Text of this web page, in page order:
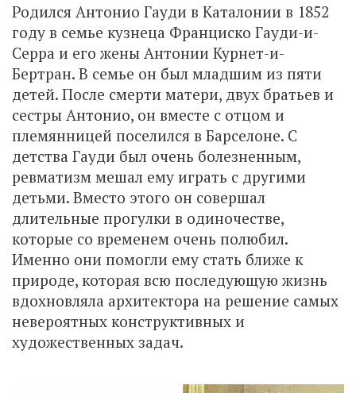
Родился Антонио Гауди в Каталонии в 1852
году в семье кузнеца Франциско Гауди-и-
Серра и его жены Антонии Курнет-и-
Бертран. В семье он был младшим из пяти
детей. После смерти матери, двух братьев и
сестры Антонио, он вместе с отцом и
племянницей поселился в Барселоне. С
детства Гауди был очень болезненным,
ревматизм мешал ему играть с другими
детьми. Вместо этого он совершал
длительные прогулки в одиночестве,
которые со временем очень полюбил.
Именно они помогли ему стать ближе к
природе, которая всю последующую жизнь
вдохновляла архитектора на решение самых
невероятных конструктивных и
художественных задач.